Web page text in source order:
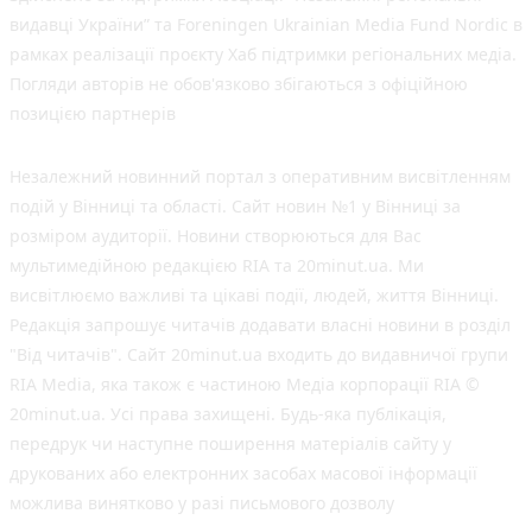
видавці України” та Foreningen Ukrainian Media Fund Nordic в
рамках реалізації проєкту Хаб підтримки регіональних медіа.
Погляди авторів не обов'язково збігаються з офіційною
позицією партнерів
Незалежний новинний портал з оперативним висвітленням
подій у Вінниці та області. Сайт новин №1 у Вінниці за
розміром аудиторії. Новини створюються для Вас
мультимедійною редакцією RIA та 20minut.ua. Ми
висвітлюємо важливі та цікаві події, людей, життя Вінниці.
Редакція запрошує читачів додавати власні новини в розділ
"Від читачів". Сайт 20minut.ua входить до видавничої групи
RIA Media, яка також є частиною Медіа корпорації RIA ©
20minut.ua. Усі права захищені. Будь-яка публiкацiя,
передрук чи наступне поширення матеріалів сайту у
друкованих або електронних засобах масової інформації
можлива винятково у разі письмового дозволу